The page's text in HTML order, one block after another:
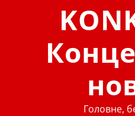
Головне,